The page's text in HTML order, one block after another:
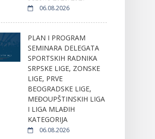
06.08.2026
PLAN I PROGRAM
SEMINARA DELEGATA
SPORTSKIH RADNIKA
SRPSKE LIGE, ZONSKE
LIGE, PRVE
BEOGRADSKE LIGE,
MEĐOUPŠTINSKIH LIGA
I LIGA MLAĐIH
KATEGORIJA
06.08.2026